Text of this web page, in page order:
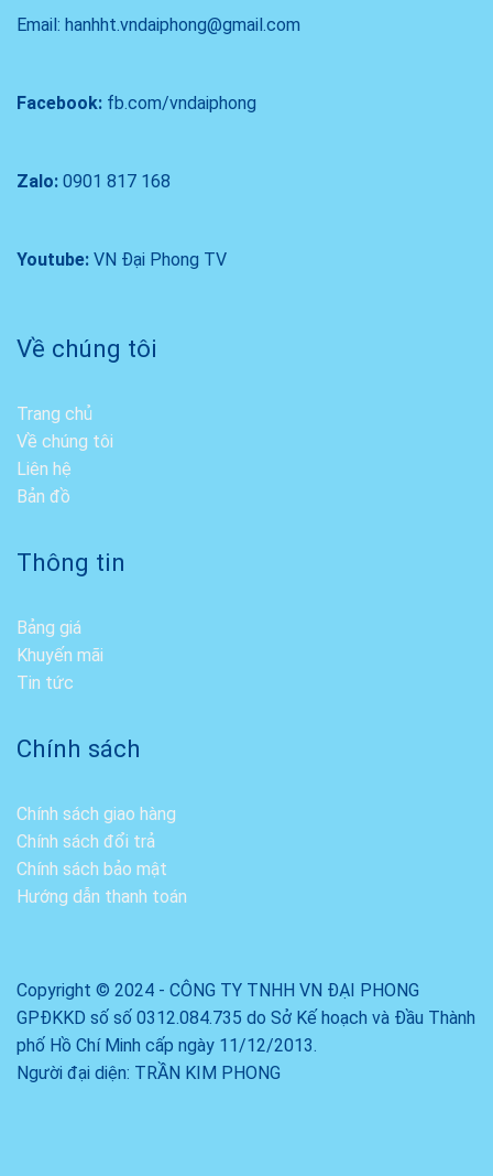
Email: hanhht.vndaiphong@gmail.com
Facebook: fb.com/vndaiphong
Zalo: 0901 817 168
Youtube: VN Đại Phong TV
Về chúng tôi
Trang chủ
Về chúng tôi
Liên hệ
Bản đồ
Thông tin
Bảng giá
Khuyến mãi
Tin tức
Chính sách
Chính sách giao hàng
Chính sách đổi trả
Chính sách bảo mật
Hướng dẫn thanh toán
Copyright © 2024 - CÔNG TY TNHH VN ĐẠI PHONG
GPĐKKD số số 0312.084.735 do Sở Kế hoạch và Đầu Thành
phố Hồ Chí Minh cấp ngày 11/12/2013.
Người đại diện: TRẦN KIM PHONG